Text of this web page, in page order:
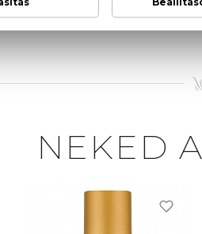
EVERNIA PRUNASTRI
BENZYL ALCOHOL.
NEKED